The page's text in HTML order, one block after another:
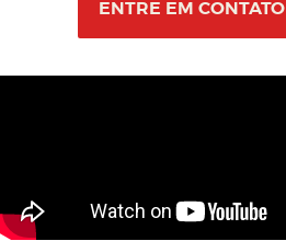
ENTRE EM CONTATO